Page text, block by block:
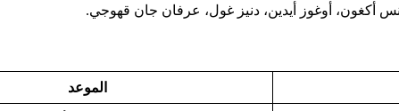
أكغون، أوغوز أيدين، دنيز غول، عرفان جان قهوجي.
الموعد